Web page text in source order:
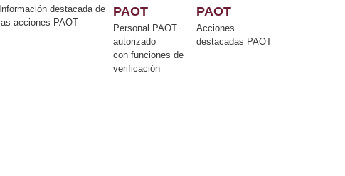
Información destacada de
las acciones PAOT
PAOT
Personal PAOT
autorizado
con funciones de
verificación
PAOT
Acciones
destacadas PAOT